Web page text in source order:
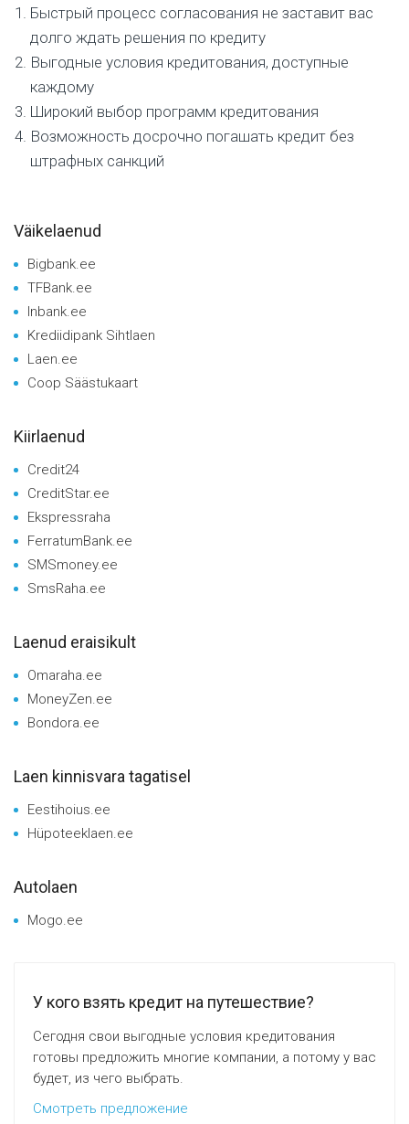
Быстрый процесс согласования не заставит вас
долго ждать решения по кредиту
Выгодные условия кредитования, доступные
каждому
Широкий выбор программ кредитования
Возможность досрочно погашать кредит без
штрафных санкций
Väikelaenud
Bigbank.ee
TFBank.ee
Inbank.ee
Krediidipank Sihtlaen
Laen.ee
Coop Säästukaart
Kiirlaenud
Credit24
CreditStar.ee
Ekspressraha
FerratumBank.ee
SMSmoney.ee
SmsRaha.ee
Laenud eraisikult
Omaraha.ee
MoneyZen.ee
Bondora.ee
Laen kinnisvara tagatisel
Eestihoius.ee
Hüpoteeklaen.ee
Autolaen
Mogo.ee
У кого взять кредит на путешествие?
Сегодня свои выгодные условия кредитования
готовы предложить многие компании, а потому у вас
будет, из чего выбрать.
Смотреть предложение